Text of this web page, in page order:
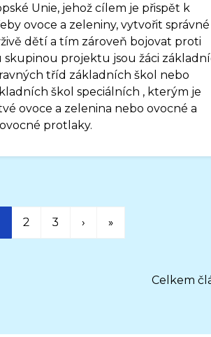
Unie, jehož cílem je přispět k
ovoce a zeleniny, vytvořit správné
dětí a tím zároveň bojovat proti
skupinou projektu jsou žáci
tříd základních škol nebo
škol speciálních , kterým je
ovoce a zelenina nebo ovocné a
protlaky.
2 3 › »
Celkem